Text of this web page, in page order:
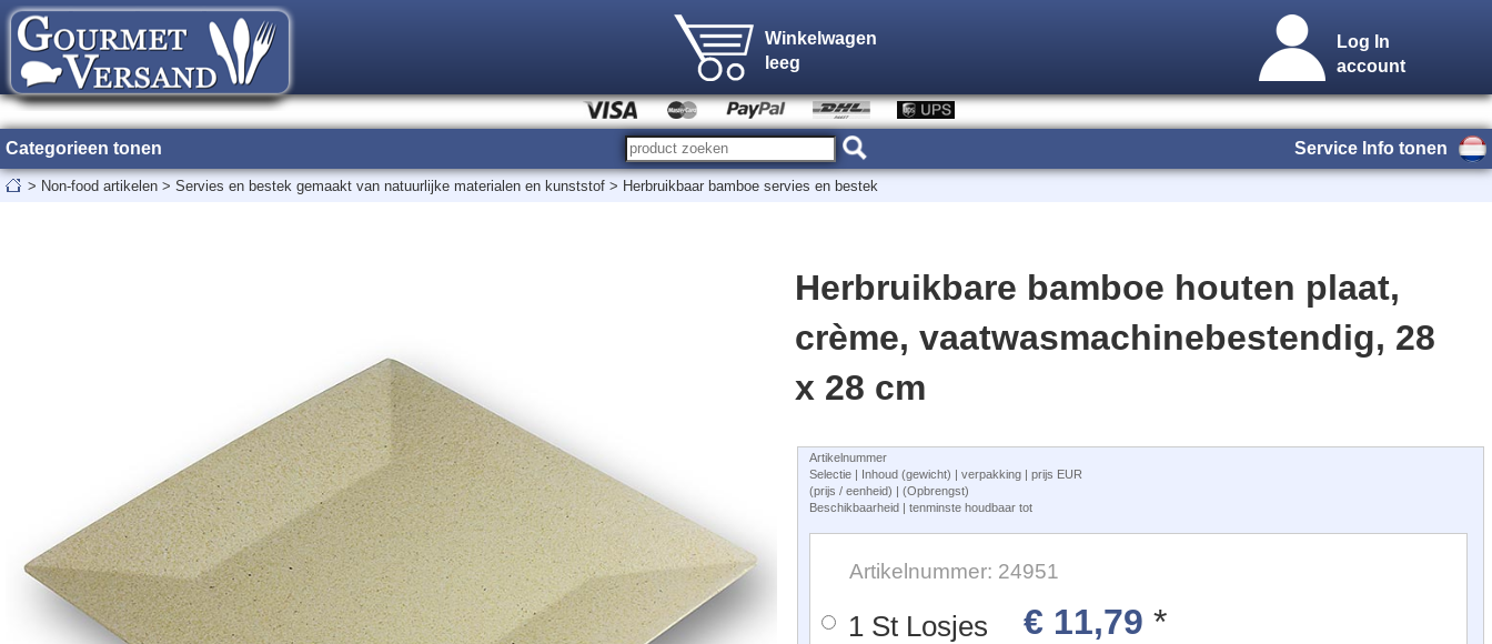
Winkelwagen
leeg
Log In
account
Categorieen tonen Service Info tonen
> Non-food artikelen > Servies en bestek gemaakt van natuurlijke materialen en kunststof > Herbruikbaar bamboe servies en bestek
Herbruikbare bamboe houten plaat,
crème, vaatwasmachinebestendig, 28
x 28 cm
Artikelnummer
Selectie | Inhoud (gewicht) | verpakking | prijs EUR
(prijs / eenheid) | (Opbrengst)
Beschikbaarheid | tenminste houdbaar tot
Artikelnummer: 24951
1 St Losjes € 11,79 *